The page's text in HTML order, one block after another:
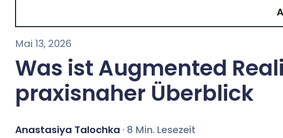
Mai 13, 2026
Was ist Augmented
praxisnaher Überblick
Anastasiya Talochka · 8 Min. Lesezeit